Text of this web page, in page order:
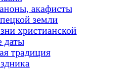
акафисты
земли
христианской
даты
традиция